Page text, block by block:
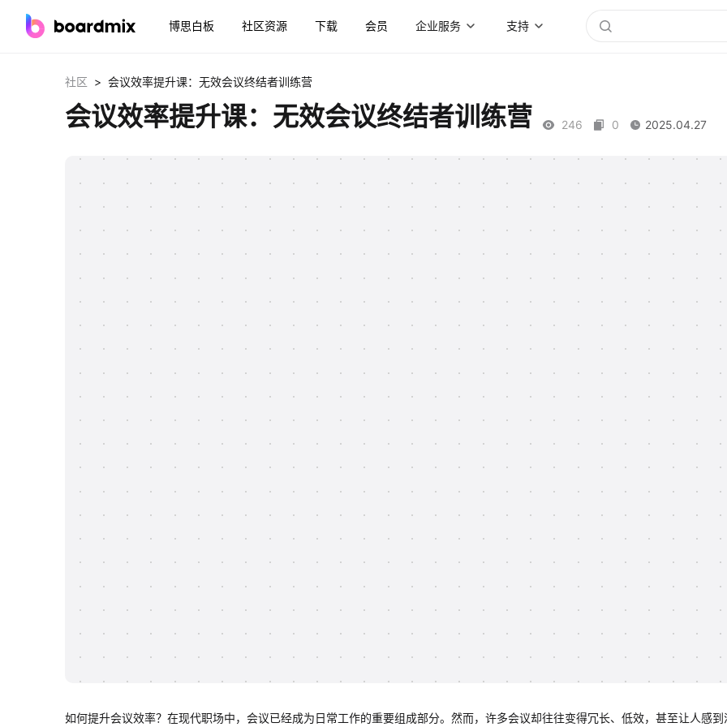
博思白板 社区资源 下载 会员 企业服务 支持
社区 > 会议效率提升课：无效会议终结者训练营
会议效率提升课：无效会议终结者训练营 246 0 2025.04.27
如何提升会议效率？在现代职场中，会议已经成为日常工作的重要组成部分。然而，许多会议却往往变得冗长、低效，甚至让人感到